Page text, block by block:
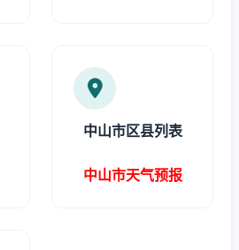
中山市区县列表
中山市天气预报